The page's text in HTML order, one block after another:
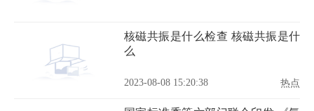
核磁共振是什么检查 核磁共振是什
么
2023-08-08 15:20:38 热点